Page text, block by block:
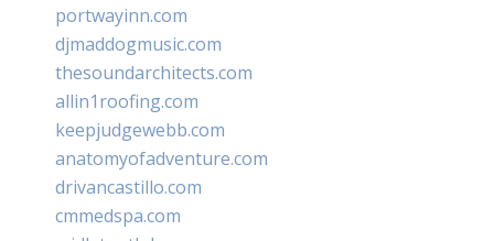
portwayinn.com
djmaddogmusic.com
thesoundarchitects.com
allin1roofing.com
keepjudgewebb.com
anatomyofadventure.com
drivancastillo.com
cmmedspa.com